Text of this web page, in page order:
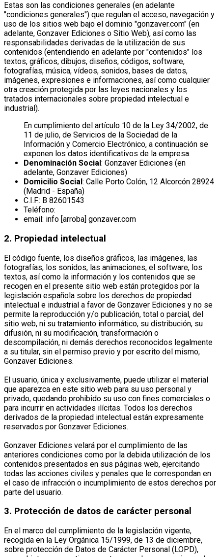
Estas son las condiciones generales (en adelante
"condiciones generales") que regulan el acceso, navegación y
uso de los sitios web bajo el dominio "gonzaver.com" (en
adelante, Gonzaver Ediciones o Sitio Web), así como las
responsabilidades derivadas de la utilización de sus
contenidos (entendiendo en adelante por "contenidos" los
textos, gráficos, dibujos, diseños, códigos, software,
fotografías, música, vídeos, sonidos, bases de datos,
imágenes, expresiones e informaciones, así como cualquier
otra creación protegida por las leyes nacionales y los
tratados internacionales sobre propiedad intelectual e
industrial).
En cumplimiento del artículo 10 de la Ley 34/2002, de
11 de julio, de Servicios de la Sociedad de la
Información y Comercio Electrónico, a continuación se
exponen los datos identificativos de la empresa.
Denominación Social : Gonzaver Ediciones (en
adelante, Gonzaver Ediciones)
Domicilio Social : Calle Porto Colón, 12 Alcorcón 28924
(Madrid - España)
C.I.F.: B 82601543
Teléfono:
email: info [arroba] gonzaver.com
2. Propiedad intelectual
El código fuente, los diseños gráficos, las imágenes, las
fotografías, los sonidos, las animaciones, el software, los
textos, así como la información y los contenidos que se
recogen en el presente sitio web están protegidos por la
legislación española sobre los derechos de propiedad
intelectual e industrial a favor de Gonzaver Ediciones y no se
permite la reproducción y/o publicación, total o parcial, del
sitio web, ni su tratamiento informático, su distribución, su
difusión, ni su modificación, transformación o
descompilación, ni demás derechos reconocidos legalmente
a su titular, sin el permiso previo y por escrito del mismo,
Gonzaver Ediciones.
El usuario, única y exclusivamente, puede utilizar el material
que aparezca en este sitio web para su uso personal y
privado, quedando prohibido su uso con fines comerciales o
para incurrir en actividades ilícitas. Todos los derechos
derivados de la propiedad intelectual están expresamente
reservados por Gonzaver Ediciones.
Gonzaver Ediciones velará por el cumplimiento de las
anteriores condiciones como por la debida utilización de los
contenidos presentados en sus páginas web, ejercitando
todas las acciones civiles y penales que le correspondan en
el caso de infracción o incumplimiento de estos derechos por
parte del usuario.
3. Protección de datos de carácter personal
En el marco del cumplimiento de la legislación vigente,
recogida en la Ley Orgánica 15/1999, de 13 de diciembre,
sobre protección de Datos de Carácter Personal (LOPD),